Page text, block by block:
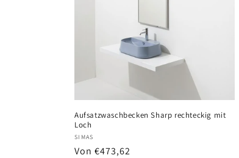
Aufsatzwaschbecken Sharp rechteckig mit
Loch
Anbieter:
SIMAS
Normaler
Von €473,62